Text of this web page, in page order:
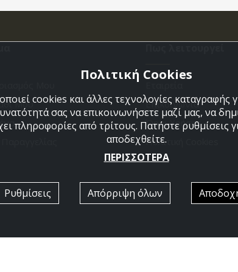
Μου
Επικοινωνια
Όροι Χρήσης
Πολιτική Cookies
Πολιτική Cookies
cookies και άλλες τεχνολογίες καταγραφής
σας να επικοινωνήσετε μαζί μας, να
πληροφορίες από τρίτους. Πατήστε ρυθμίσεις
αποδεχθείτε.
ΠΕΡΙΣΣΟΤΕΡΑ
Ρυθμίσεις Απόρριψη όλων